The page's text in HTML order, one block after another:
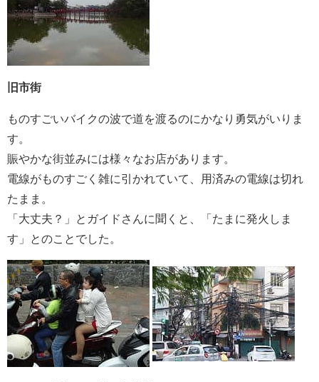
旧市街
ものすごいバイクの波で道を渡るのにかなり勇気がいりま
す。
賑やかな街並みには様々なお店があります。
電線がものすごく雑に引かれていて、用済みの電線は切れ
たまま。
「大丈夫？」とガイドさんに聞くと、「たまに発火しま
す」とのことでした。